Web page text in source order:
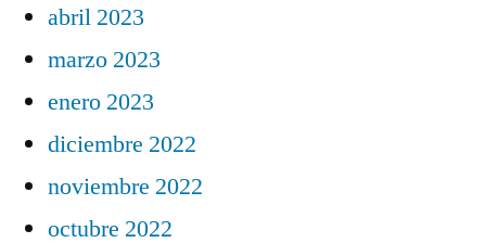
abril 2023
marzo 2023
enero 2023
diciembre 2022
noviembre 2022
octubre 2022